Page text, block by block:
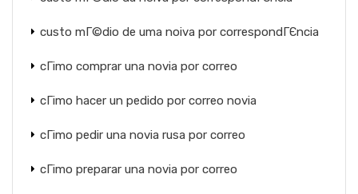
custo mГ©dio de uma noiva por correspondГЄncia
cГіmo comprar una novia por correo
cГіmo hacer un pedido por correo novia
cГіmo pedir una novia rusa por correo
cГіmo preparar una novia por correo